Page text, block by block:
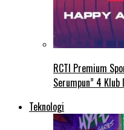
RCTI Premium
Serumpun” 4
Teknologi